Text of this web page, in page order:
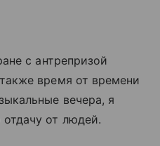
с антрепризой
время от времени
вечера, я
от людей.